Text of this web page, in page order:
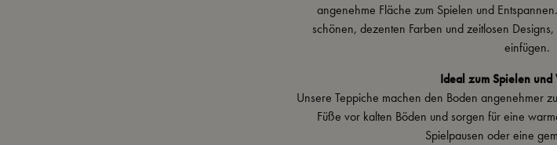
angenehme Fläche zum Spielen und
schönen, dezenten Farben und zeitlosen
einfügen.
Ideal zum Spielen
Unsere Teppiche machen den Boden angenehmer
Füße vor kalten Böden und sorgen für eine
Spielpausen oder eine